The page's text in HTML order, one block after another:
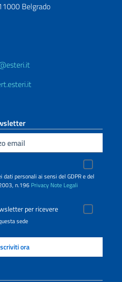
Belgrado
personali ai sensi del GDPR e del
n.196 Privacy Note Legali
per ricevere
sede